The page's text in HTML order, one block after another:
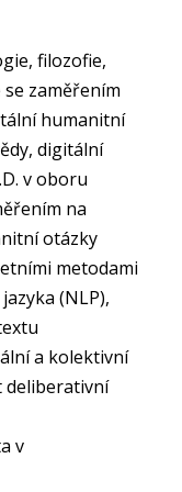
filozofie,
zaměřením
humanitní
digitální
v oboru
na
otázky
metodami
(NLP),
a kolektivní
deliberativní
v